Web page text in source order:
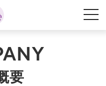
要